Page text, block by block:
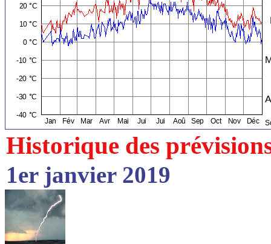
Historique des
1er janvier 2019